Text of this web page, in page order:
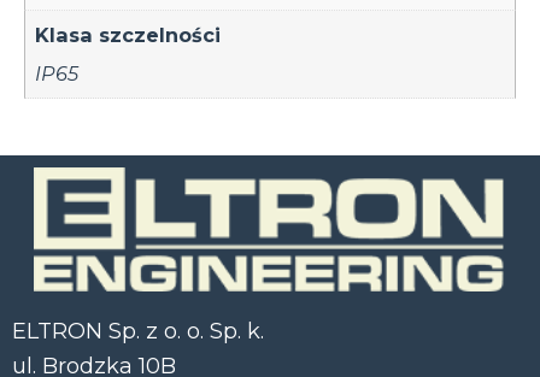
Klasa szczelności
IP65
ELTRON Sp. z o. o. Sp. k.
ul. Brodzka 10B